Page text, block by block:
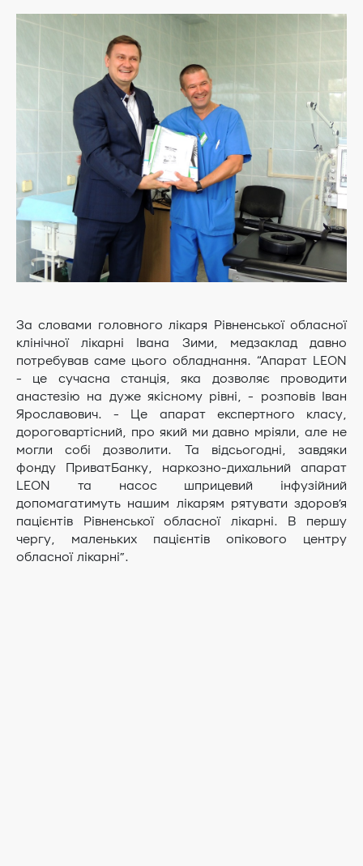
За словами головного лікаря Рівненської обласної
клінічної лікарні Івана Зими, медзаклад давно
потребував саме цього обладнання. “Апарат LEON
- це сучасна станція, яка дозволяє проводити
анастезію на дуже якісному рівні, - розповів Іван
Ярославович. - Це апарат експертного класу,
дороговартісний, про який ми давно мріяли, але не
могли собі дозволити. Та відсьогодні, завдяки
фонду ПриватБанку, наркозно-дихальний апарат
LEON та насос шприцевий інфузійний
допомагатимуть нашим лікарям рятувати здоров’я
пацієнтів Рівненської обласної лікарні. В першу
чергу, маленьких пацієнтів опікового центру
обласної лікарні”.